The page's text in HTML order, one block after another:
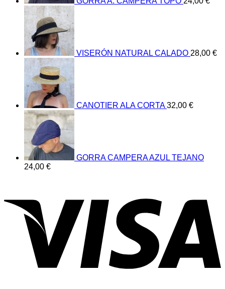
VISERÓN NATURAL CALADO 28,00 €
CANOTIER ALA CORTA 32,00 €
GORRA CAMPERA AZUL TEJANO
24,00 €